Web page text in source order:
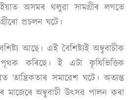
অসমৰ থলুৱা সামগ্ৰীৰ লগতে
প্ৰচলন ঘটে।
আছে। এই বৈশিষ্ট্যই অম্বুবাচীক
কৰিছে। ই এটা কৃষিভিত্তিক
তান্ত্রিকতাৰ সমাৱেশ ঘটে। অত্যন্ত
মাজেৰে অম্বুবাচী উৎসৱ পালন কৰা